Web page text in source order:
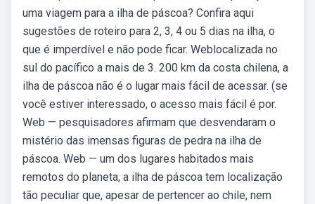
uma viagem para a ilha de páscoa? Confira aqui
sugestões de roteiro para 2, 3, 4 ou 5 dias na ilha, o
que é imperdível e não pode ficar. Weblocalizada no
sul do pacífico a mais de 3. 200 km da costa chilena, a
ilha de páscoa não é o lugar mais fácil de acessar. (se
você estiver interessado, o acesso mais fácil é por.
Web — pesquisadores afirmam que desvendaram o
mistério das imensas figuras de pedra na ilha de
páscoa. Web — um dos lugares habitados mais
remotos do planeta, a ilha de páscoa tem localização
tão peculiar que, apesar de pertencer ao chile, nem